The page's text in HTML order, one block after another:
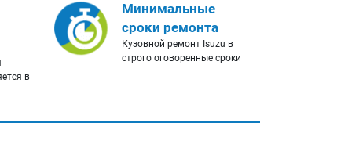
в
Минимальные
сроки ремонта
Кузовной ремонт Isuzu в
строго оговоренные сроки